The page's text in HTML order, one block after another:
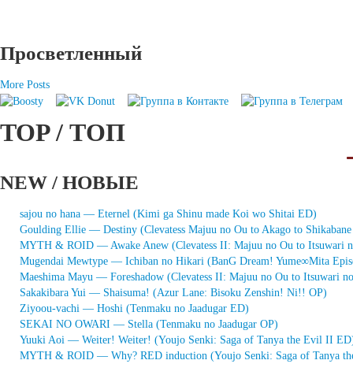
Просветленный
More Posts
TOP / ТОП
NEW / НОВЫЕ
sajou no hana — Eternel (Kimi ga Shinu made Koi wo Shitai ED)
Goulding Ellie — Destiny (Clevatess Majuu no Ou to Akago to Shikabane
MYTH & ROID — Awake Anew (Clevatess II: Majuu no Ou to Itsuwari
Mugendai Mewtype — Ichiban no Hikari (BanG Dream! Yume∞Mita
Maeshima Mayu — Foreshadow (Clevatess II: Majuu no Ou to Itsuwari no
Sakakibara Yui — Shaisuma! (Azur Lane: Bisoku Zenshin! Ni!! OP)
Ziyoou-vachi — Hoshi (Tenmaku no Jaadugar ED)
SEKAI NO OWARI — Stella (Tenmaku no Jaadugar OP)
Yuuki Aoi — Weiter! Weiter! (Youjo Senki: Saga of Tanya the Evil II
MYTH & ROID — Why? RED induction (Youjo Senki: Saga of Tanya